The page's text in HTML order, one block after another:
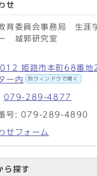
せ
育委員会事務局 生涯
城郭研究室
姫路市本町68番地
ー内
別ウィンドウで開く
079-289-4877
番号: 079-289-4890
せフォーム
ら探す